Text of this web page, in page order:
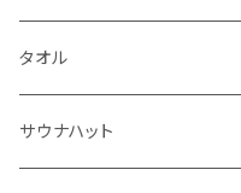
タオル
サウナハット